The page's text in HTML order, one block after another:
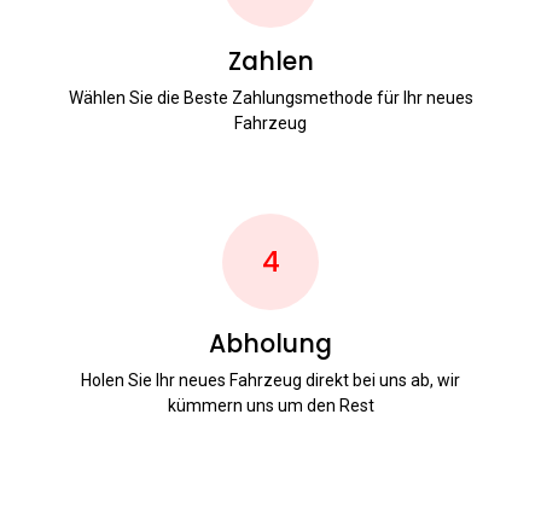
Zahlen
Wählen Sie die Beste Zahlungsmethode für Ihr neues
Fahrzeug
4
Abholung
Holen Sie Ihr neues Fahrzeug direkt bei uns ab, wir
kümmern uns um den Rest